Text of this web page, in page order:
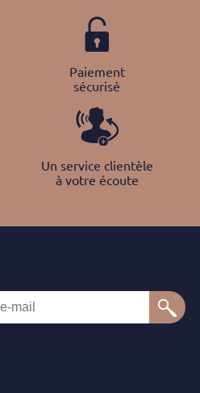
Paiement
sécurisé
Un service clientèle
à votre écoute